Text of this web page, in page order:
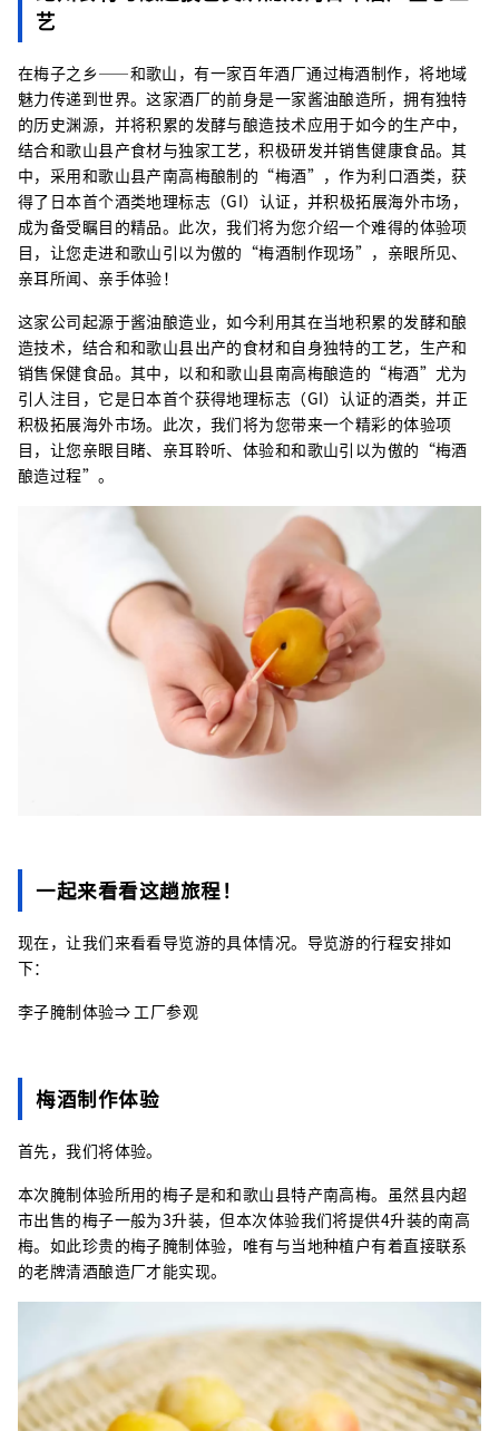
艺
在梅子之乡——和歌山，有一家百年酒厂通过梅酒制作，将地域
魅力传递到世界。这家酒厂的前身是一家酱油酿造所，拥有独特
的历史渊源，并将积累的发酵与酿造技术应用于如今的生产中，
结合和歌山县产食材与独家工艺，积极研发并销售健康食品。其
中，采用和歌山县产南高梅酿制的“梅酒”，作为利口酒类，获
得了日本首个酒类地理标志（GI）认证，并积极拓展海外市场，
成为备受瞩目的精品。此次，我们将为您介绍一个难得的体验项
目，让您走进和歌山引以为傲的“梅酒制作现场”，亲眼所见、
亲耳所闻、亲手体验！
这家公司起源于酱油酿造业，如今利用其在当地积累的发酵和酿
造技术，结合和和歌山县出产的食材和自身独特的工艺，生产和
销售保健食品。其中，以和和歌山县南高梅酿造的“梅酒”尤为
引人注目，它是日本首个获得地理标志（GI）认证的酒类，并正
积极拓展海外市场。此次，我们将为您带来一个精彩的体验项
目，让您亲眼目睹、亲耳聆听、体验和和歌山引以为傲的“梅酒
酿造过程”。
一起来看看这趟旅程！
现在，让我们来看看导览游的具体情况。导览游的行程安排如
下：
李子腌制体验⇒ 工厂参观
梅酒制作体验
首先，我们将体验。
本次腌制体验所用的梅子是和和歌山县特产南高梅。虽然县内超
市出售的梅子一般为3升装，但本次体验我们将提供4升装的南高
梅。如此珍贵的梅子腌制体验，唯有与当地种植户有着直接联系
的老牌清酒酿造厂才能实现。